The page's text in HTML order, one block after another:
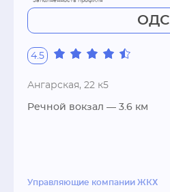
ОДС
4.5
Ангарская, 22 к5
Речной вокзал — 3.6 км
Управляющие компании ЖКХ